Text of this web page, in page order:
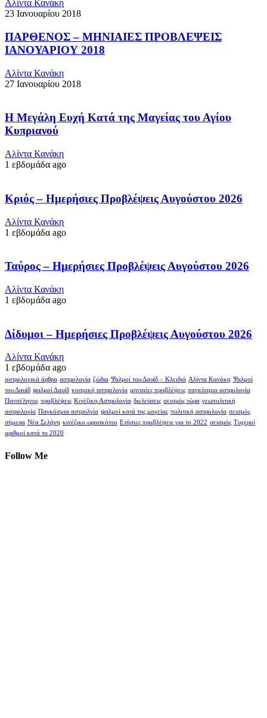
Αλίντα Κανάκη
23 Ιανουαρίου 2018
ΠΑΡΘΕΝΟΣ – ΜΗΝΙΑΙΕΣ ΠΡΟΒΛΕΨΕΙΣ
ΙΑΝΟΥΑΡΙΟΥ 2018
Αλίντα Κανάκη
27 Ιανουαρίου 2018
Η Μεγάλη Ευχή Κατά της Μαγείας του Αγίου
Κυπριανού
Αλίντα Κανάκη
1 εβδομάδα ago
Κριός – Ημερήσιες Προβλέψεις Αυγούστου 2026
Αλίντα Κανάκη
1 εβδομάδα ago
Ταύρος – Ημερήσιες Προβλέψεις Αυγούστου 2026
Αλίντα Κανάκη
1 εβδομάδα ago
Δίδυμοι – Ημερήσιες Προβλέψεις Αυγούστου 2026
Αλίντα Κανάκη
1 εβδομάδα ago
αστρολογικά άρθρα αστρολογία ζώδια Ψαλμοί του Δαυίδ – Κλειδιά Αλίντα Κανάκη Ψαλμοί
του Δαυίδ ψαλμοί Δαυίδ κοσμική αστρολογία μηνιαίες προβλέψεις παγκόσμια αστρολογία
Πανσέληνος προβλέψεις Κινέζικη Αστρολογία διελεύσεις σεισμός τώρα γεωπολιτική
αστρολογία Παγκόσμια αστρολγία ψαλμοί κατά της μαγείας πολιτική αστρολογία σεισμός
σήμερα Νέα Σελήνη κινέζικο ωροσκόπιο Ετήσιες προβλέψεις για το 2022 σεισμός Τυχεροί
αριθμοί κατά το 2020
Follow Me